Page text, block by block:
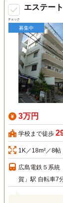
チェック
エステー
募集中
3万円
学校まで徒歩
1K／18m²／8帖
広島電鉄５系統
賀」駅 自転車7